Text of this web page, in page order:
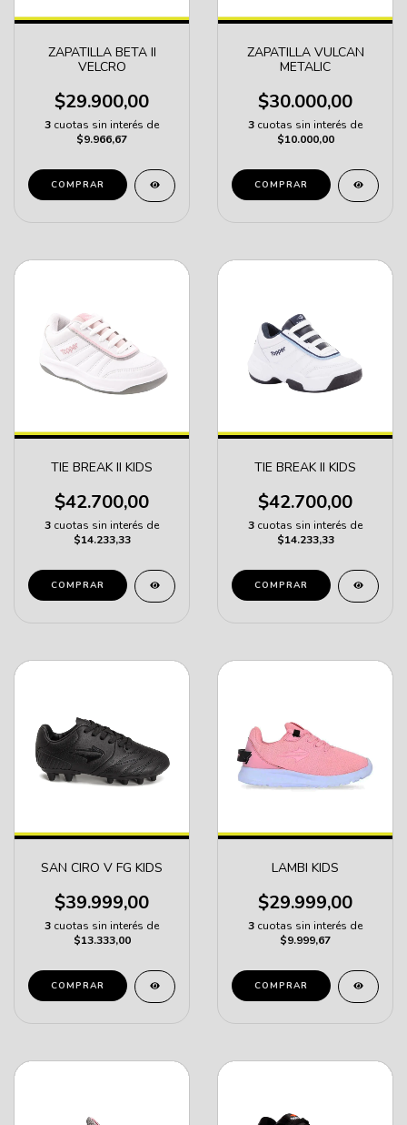
ZAPATILLA BETA II
VELCRO
$29.900,00
3 cuotas sin interés de
$9.966,67
COMPRAR
ZAPATILLA VULCAN
METALIC
$30.000,00
3 cuotas sin interés de
$10.000,00
COMPRAR
TIE BREAK II KIDS
$42.700,00
3 cuotas sin interés de
$14.233,33
COMPRAR
TIE BREAK II KIDS
$42.700,00
3 cuotas sin interés de
$14.233,33
COMPRAR
SAN CIRO V FG KIDS
$39.999,00
3 cuotas sin interés de
$13.333,00
COMPRAR
LAMBI KIDS
$29.999,00
3 cuotas sin interés de
$9.999,67
COMPRAR